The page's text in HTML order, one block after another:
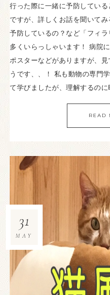
行った際に一緒に予防してい
ですが、詳しくお話を聞いて
予防しているの？など「フィ
多くいらっしゃいます！ 病院
ポスターなどがありますが、
うです、、！ 私も動物の専門
て学びましたが、理解するの
READ
31
MAY